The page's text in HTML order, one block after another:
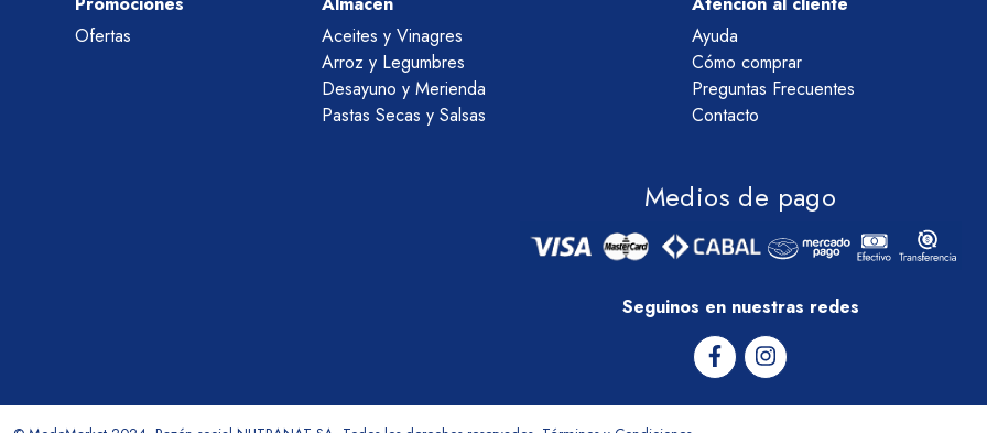
Ofertas
Aceites y Vinagres
Arroz y Legumbres
Desayuno y Merienda
Pastas Secas y Salsas
Ayuda
Cómo comprar
Preguntas Frecuentes
Contacto
Medios de pago
Seguinos en nuestras redes